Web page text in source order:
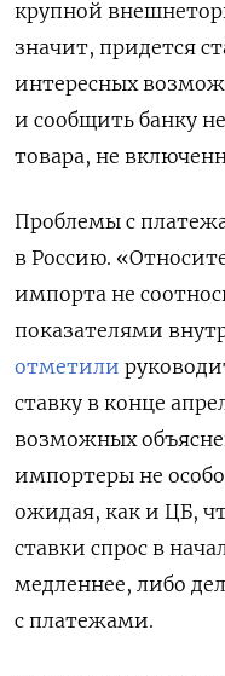
крупной
значит, придется
интересных
и сообщить банку
товара, не
Проблемы с
в Россию.
импорта не
показателями
отметили
ставку в конце
возможных
импортеры не
ожидая, как и ЦБ,
ставки спрос в
медленнее, либо
с платежами.